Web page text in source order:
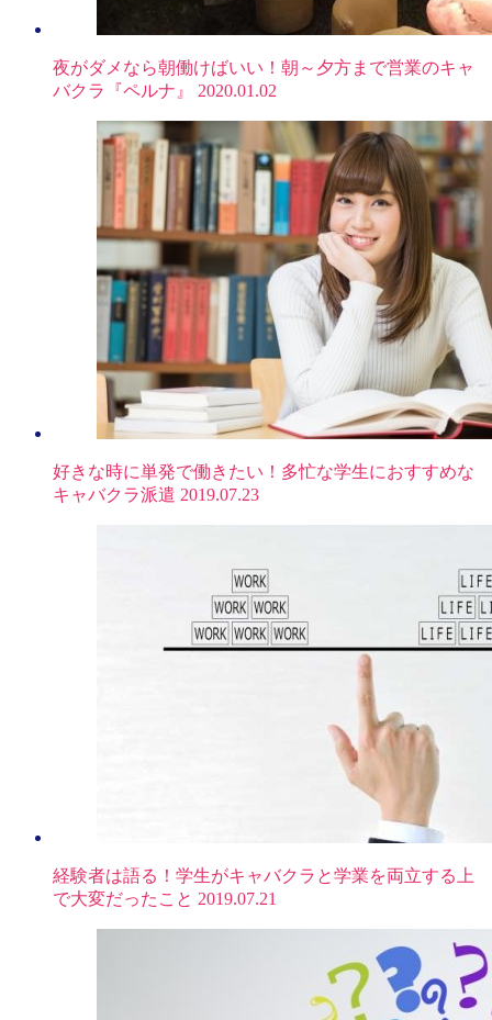
夜がダメなら朝働けばいい！朝～夕方まで営業のキャ
バクラ『ペルナ』 2020.01.02
好きな時に単発で働きたい！多忙な学生におすすめな
キャバクラ派遣 2019.07.23
経験者は語る！学生がキャバクラと学業を両立する上
で大変だったこと 2019.07.21